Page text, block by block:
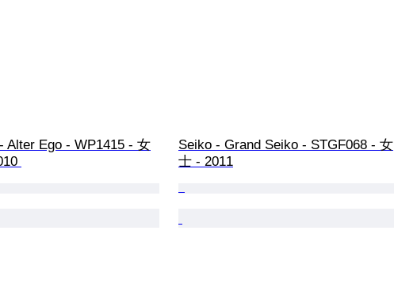
Alter Ego - WP1415 - 女
Seiko - Grand Seiko - STGF068 - 女
士 - 2011